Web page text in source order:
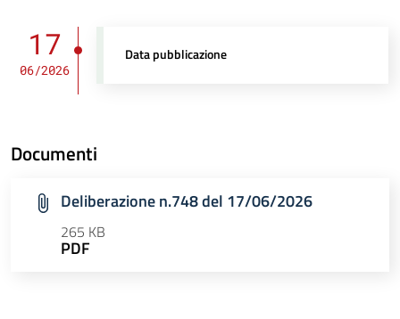
17
06/2026
Data pubblicazione
Documenti
Deliberazione n.748 del 17/06/2026
265 KB
PDF